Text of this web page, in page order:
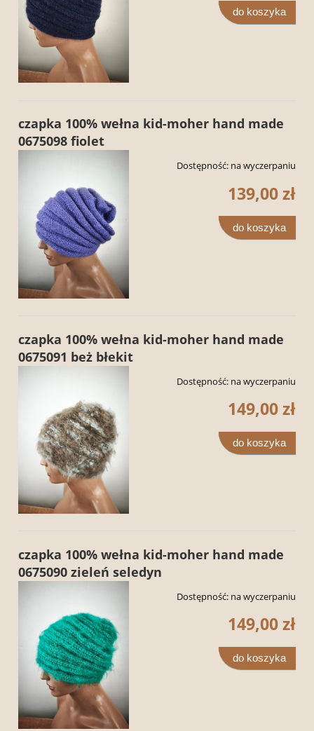
do koszyka
czapka 100% wełna kid-moher hand made
0675098 fiolet
Dostępność: na wyczerpaniu
139,00 zł
do koszyka
czapka 100% wełna kid-moher hand made
0675091 beż błekit
Dostępność: na wyczerpaniu
149,00 zł
do koszyka
czapka 100% wełna kid-moher hand made
0675090 zieleń seledyn
Dostępność: na wyczerpaniu
149,00 zł
do koszyka